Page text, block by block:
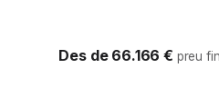
Des de 66.166 € preu